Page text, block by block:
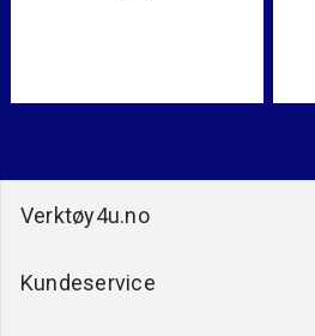
Verktøy4u.no
Kundeservice